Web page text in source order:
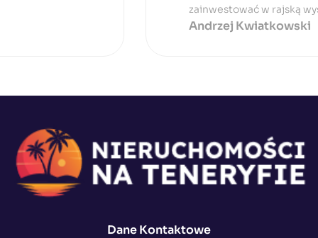
zainwestować w rajską wyspę!
Dane Kontaktowe